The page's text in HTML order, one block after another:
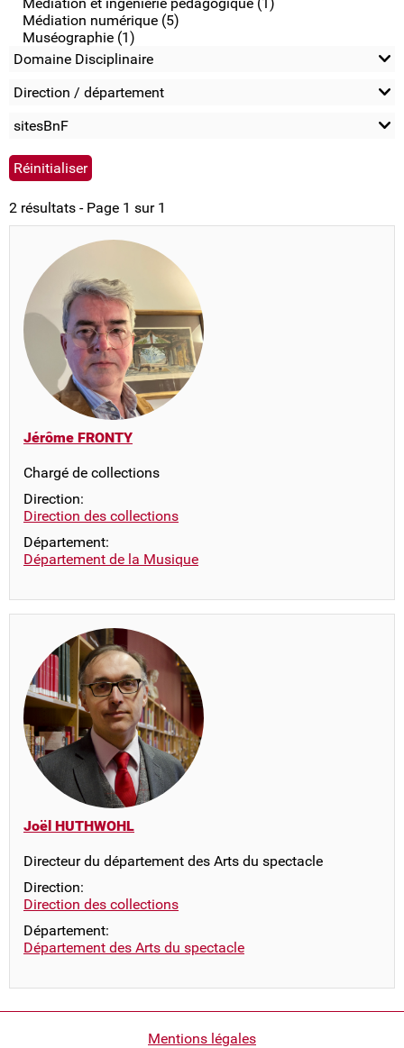
Médiation numérique (5)
Muséographie (1)
Domaine Disciplinaire
Direction / département
sitesBnF
2 résultats - Page 1 sur 1
Jérôme FRONTY
Chargé de collections
Direction:
Direction des collections
Département:
Département de la Musique
Joël HUTHWOHL
Directeur du département des Arts du spectacle
Direction:
Direction des collections
Département:
Département des Arts du spectacle
Mentions légales